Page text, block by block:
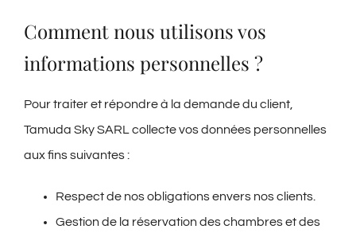
Comment nous utilisons vos
informations personnelles ?
Pour traiter et répondre à la demande du client,
Tamuda Sky SARL collecte vos données personnelles
aux fins suivantes :
Respect de nos obligations envers nos clients.
Gestion de la réservation des chambres et des